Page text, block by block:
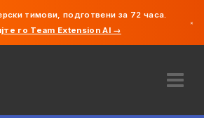
тимови, подготвени за 72 часа.
го Team Extension AI →
×